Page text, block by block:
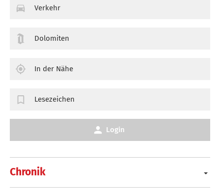
Chronik
Verkehr
Dolomiten
In der Nähe
Lesezeichen
Login